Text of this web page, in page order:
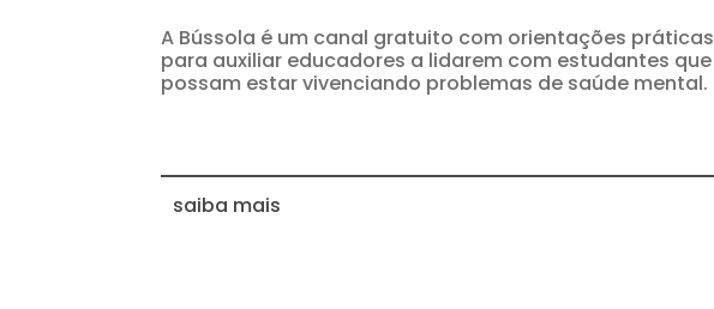
A Bússola é um canal gratuito com orientações práticas
para auxiliar educadores a lidarem com estudantes que
possam estar vivenciando problemas de saúde mental.
saiba mais